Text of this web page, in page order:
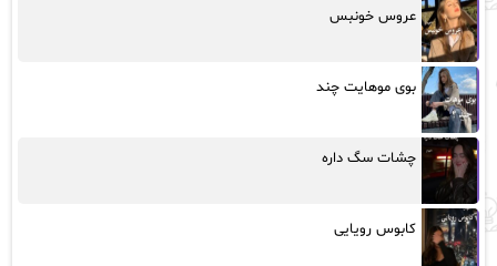
عروس خونبس
بوی موهایت چند
چشات سگ داره
کابوس رویایی